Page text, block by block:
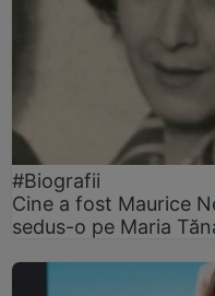
#Biografii
Cine a fost Maurice
sedus-o pe Maria